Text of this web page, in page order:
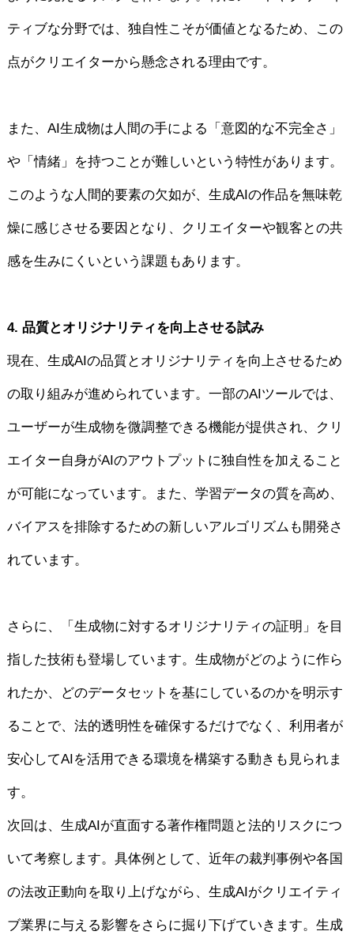
ティブな分野では、独自性こそが価値となるため、この
点がクリエイターから懸念される理由です。
また、AI生成物は人間の手による「意図的な不完全さ」
や「情緒」を持つことが難しいという特性があります。
このような人間的要素の欠如が、生成AIの作品を無味乾
燥に感じさせる要因となり、クリエイターや観客との共
感を生みにくいという課題もあります。
4. 品質とオリジナリティを向上させる試み
現在、生成AIの品質とオリジナリティを向上させるため
の取り組みが進められています。一部のAIツールでは、
ユーザーが生成物を微調整できる機能が提供され、クリ
エイター自身がAIのアウトプットに独自性を加えること
が可能になっています。また、学習データの質を高め、
バイアスを排除するための新しいアルゴリズムも開発さ
れています。
さらに、「生成物に対するオリジナリティの証明」を目
指した技術も登場しています。生成物がどのように作ら
れたか、どのデータセットを基にしているのかを明示す
ることで、法的透明性を確保するだけでなく、利用者が
安心してAIを活用できる環境を構築する動きも見られま
す。
次回は、生成AIが直面する著作権問題と法的リスクにつ
いて考察します。具体例として、近年の裁判事例や各国
の法改正動向を取り上げながら、生成AIがクリエイティ
ブ業界に与える影響をさらに掘り下げていきます。生成